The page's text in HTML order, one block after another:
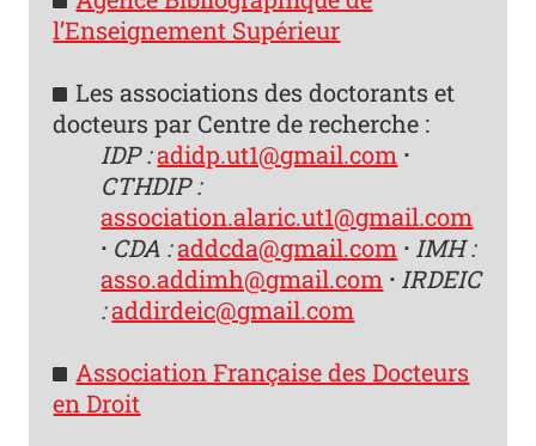
l’Enseignement Supérieur
Les associations des doctorants et
docteurs par Centre de recherche :
IDP :adidp.ut1@gmail.com ·
CTHDIP :
association.alaric.ut1@gmail.com
· CDA :addcda@gmail.com · IMH :
asso.addimh@gmail.com · IRDEIC
:addirdeic@gmail.com
Association Française des Docteurs
en Droit